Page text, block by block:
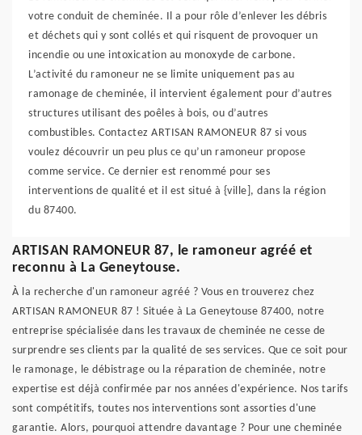
votre conduit de cheminée. Il a pour rôle d’enlever les débris
et déchets qui y sont collés et qui risquent de provoquer un
incendie ou une intoxication au monoxyde de carbone.
L’activité du ramoneur ne se limite uniquement pas au
ramonage de cheminée, il intervient également pour d’autres
structures utilisant des poêles à bois, ou d’autres
combustibles. Contactez ARTISAN RAMONEUR 87 si vous
voulez découvrir un peu plus ce qu’un ramoneur propose
comme service. Ce dernier est renommé pour ses
interventions de qualité et il est situé à {ville], dans la région
du 87400.
ARTISAN RAMONEUR 87, le ramoneur agréé et
reconnu à La Geneytouse.
À la recherche d'un ramoneur agréé ? Vous en trouverez chez
ARTISAN RAMONEUR 87 ! Située à La Geneytouse 87400, notre
entreprise spécialisée dans les travaux de cheminée ne cesse de
surprendre ses clients par la qualité de ses services. Que ce soit pour
le ramonage, le débistrage ou la réparation de cheminée, notre
expertise est déjà confirmée par nos années d'expérience. Nos tarifs
sont compétitifs, toutes nos interventions sont assorties d'une
garantie. Alors, pourquoi attendre davantage ? Pour une cheminée